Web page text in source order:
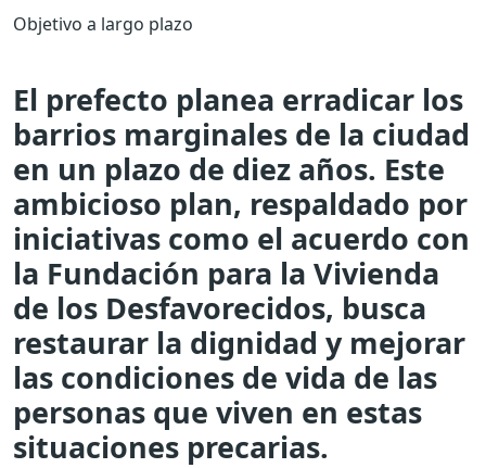
Objetivo a largo plazo
El prefecto planea erradicar los
barrios marginales de la ciudad
en un plazo de diez años. Este
ambicioso plan, respaldado por
iniciativas como el acuerdo con
la Fundación para la Vivienda
de los Desfavorecidos, busca
restaurar la dignidad y mejorar
las condiciones de vida de las
personas que viven en estas
situaciones precarias.